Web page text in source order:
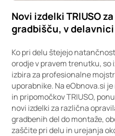
Novi izdelki TRIUSO
gradbišču, v
Ko pri delu štejejo
orodje v pravem trenutku, so
izbira za profesionalne
uporabnike. Na eObnova.si
in pripomočkov TRIUSO,
novi izdelki za različna
gradbenih del do montaže,
zaščite pri delu in urejanja